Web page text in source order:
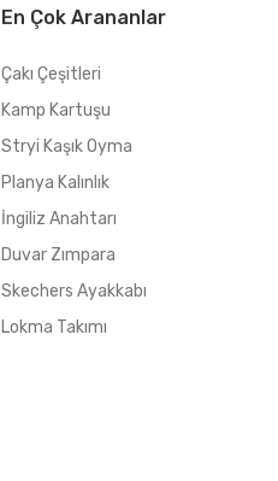
En Çok Arananlar
Çakı Çeşitleri
Kamp Kartuşu
Stryi Kaşık Oyma
Planya Kalınlık
İngiliz Anahtarı
Duvar Zımpara
Skechers Ayakkabı
Lokma Takımı